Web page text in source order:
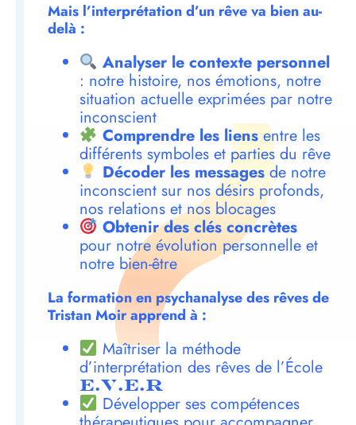
Mais l’interprétation d’un rêve va bien au-
delà :
Analyser le contexte personnel
: notre histoire, nos émotions, notre
situation actuelle exprimées par notre
inconscient
Comprendre les liensentre les
différents symboles et parties du rêve
Décoder les messagesde notre
inconscient sur nos désirs profonds,
nos relations et nos blocages
Obtenir des clés concrètes
pour notre évolution personnelle et
notre bien-être
La formation en psychanalyse des rêves de
Tristan Moir apprend à :
Maîtriser la méthode
d’interprétation des rêves de l’École
E.V.E.R
Développer ses compétences